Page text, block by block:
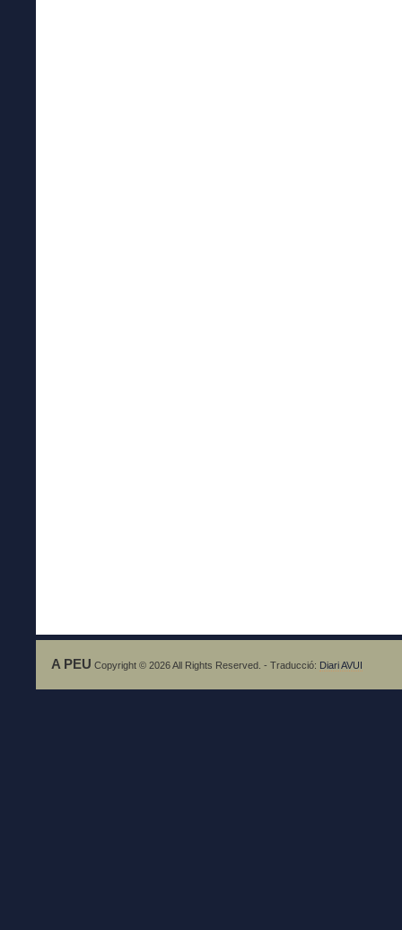
A PEU Copyright © 2026 All Rights Reserved. - Traducció: Diari AVUI